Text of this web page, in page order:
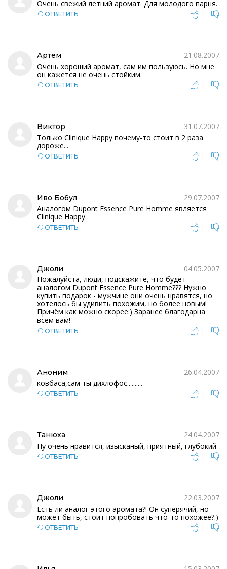
Очень свежий летний аромат. Для молодого парня.
ОТВЕТИТЬ |
Артем
21.08.2007
Очень хороший аромат, сам им пользуюсь. Но мне
он кажется не очень стойким.
ОТВЕТИТЬ |
Виктор
31.07.2007
Только Clinique Happy почему-то стоит в 2 раза
дороже...
ОТВЕТИТЬ |
Иво Бобул
29.07.2007
Аналогом Dupont Essence Pure Homme является
Clinique Happy.
ОТВЕТИТЬ |
Джоли
04.05.2007
Пожалуйста, люди, подскажите, что будет
аналогом Dupont Essence Pure Homme??? Нужно
купить подарок - мужчине они очень нравятся, но
хотелось бы удивить похожим, но более новым!
Причём как можно скорее:) Заранее благодарна
всем вам!
ОТВЕТИТЬ |
Аноним
26.04.2007
ковбаса,сам ты дихлофос..........
ОТВЕТИТЬ |
Танюха
24.04.2007
Ну очень нравится, изысканый, приятный, глубокий
ОТВЕТИТЬ |
Джоли
22.03.2007
Есть ли аналог этого аромата?! Он суперячий, но
может быть, стоит попробовать что-то похожее?:)
ОТВЕТИТЬ |